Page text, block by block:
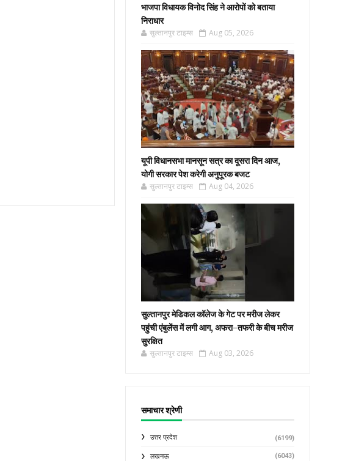
भाजपा विधायक विनोद सिंह ने आरोपों को बताया
निराधार
सुल्तानपुर टाइम्स Aug 05, 2026
यूपी विधानसभा मानसून सत्र का दूसरा दिन आज,
योगी सरकार पेश करेगी अनुपूरक बजट
सुल्तानपुर टाइम्स Aug 04, 2026
सुल्तानपुर मेडिकल कॉलेज के गेट पर मरीज लेकर
पहुंची एंबुलेंस में लगी आग, अफरा-तफरी के बीच मरीज
सुरक्षित
सुल्तानपुर टाइम्स Aug 03, 2026
समाचार श्रेणी
उत्तर प्रदेश (6199)
लखनऊ (6043)